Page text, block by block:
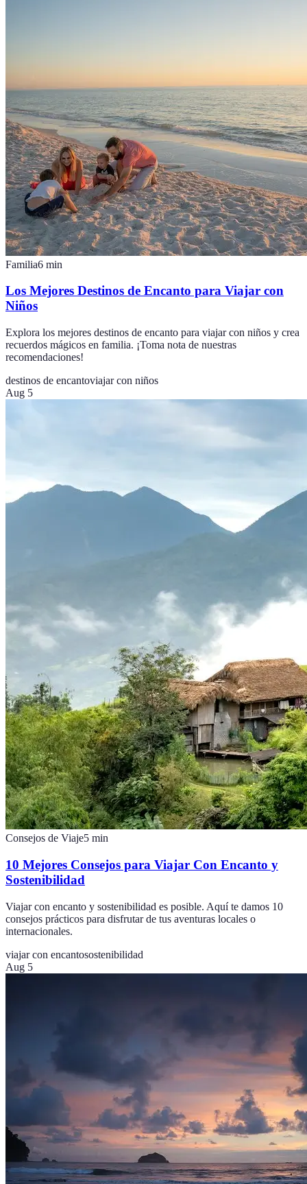
Familia6 min
Los Mejores Destinos de Encanto para Viajar con
Niños
Explora los mejores destinos de encanto para viajar con niños y crea
recuerdos mágicos en familia. ¡Toma nota de nuestras
recomendaciones!
destinos de encantoviajar con niños
Aug 5
Consejos de Viaje5 min
10 Mejores Consejos para Viajar Con Encanto y
Sostenibilidad
Viajar con encanto y sostenibilidad es posible. Aquí te damos 10
consejos prácticos para disfrutar de tus aventuras locales o
internacionales.
viajar con encantosostenibilidad
Aug 5